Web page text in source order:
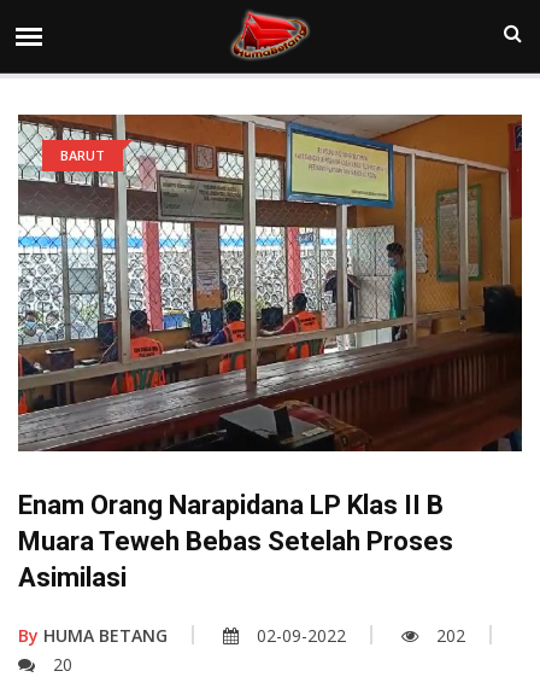
BARUT
Enam Orang Narapidana LP Klas II B
Muara Teweh Bebas Setelah Proses
Asimilasi
By HUMA BETANG 02-09-2022
202
20